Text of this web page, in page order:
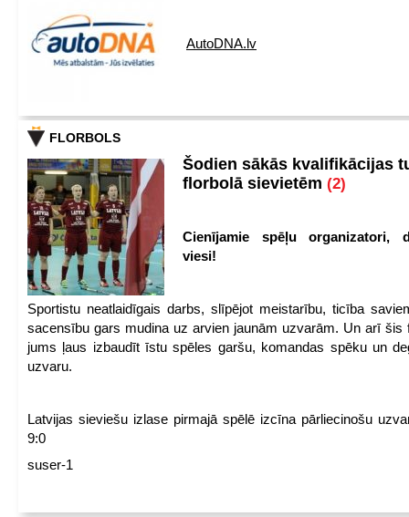
AutoDNA.lv
FLORBOLS
Šodien sākās kvalifikācijas
florbolā sievietēm (2)
Cienījamie spēļu organizatori,
viesi!
Sportistu neatlaidīgais darbs, slīpējot meistarību, ticība
sacensību gars mudina uz arvien jaunām uzvarām. Un arī šis
jums ļaus izbaudīt īstu spēles garšu, komandas spēku un
uzvaru.
Latvijas sieviešu izlase pirmajā spēlē izcīna pārliecinošu
9:0
suser-1